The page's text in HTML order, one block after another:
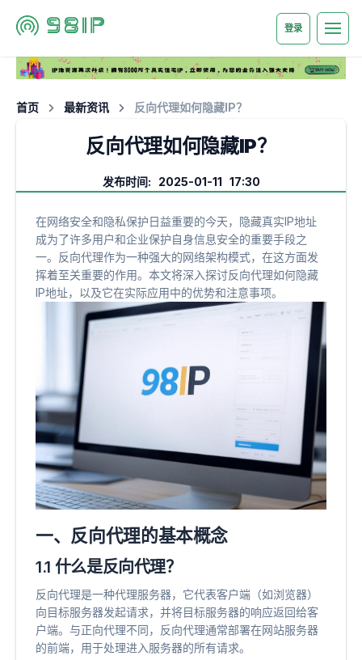
登录
首页 最新资讯 反向代理如何隐藏IP？
反向代理如何隐藏IP？
发布时间: 2025-01-11 17:30
在网络安全和隐私保护日益重要的今天，隐藏真实IP地址
成为了许多用户和企业保护自身信息安全的重要手段之
一。反向代理作为一种强大的网络架构模式，在这方面发
挥着至关重要的作用。本文将深入探讨反向代理如何隐藏
IP地址，以及它在实际应用中的优势和注意事项。
一、反向代理的基本概念
1.1 什么是反向代理？
反向代理是一种代理服务器，它代表客户端（如浏览器）
向目标服务器发起请求，并将目标服务器的响应返回给客
户端。与正向代理不同，反向代理通常部署在网站服务器
的前端，用于处理进入服务器的所有请求。